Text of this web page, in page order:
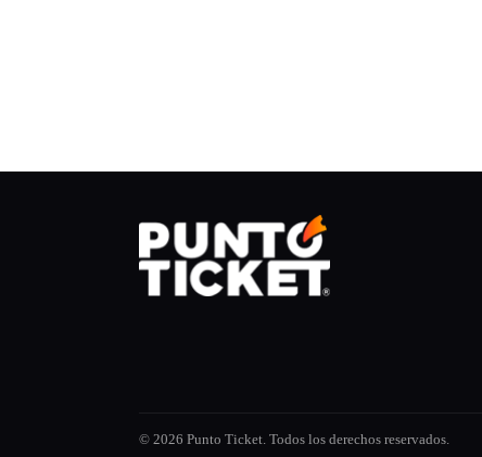
© 2026 Punto Ticket. Todos los derechos reservados.